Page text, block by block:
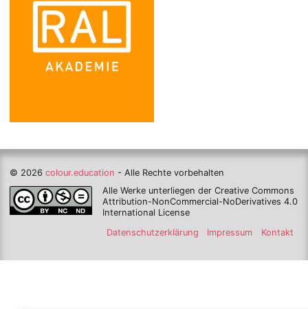
© 2026 colour.education - Alle Rechte vorbehalten
Alle Werke unterliegen der Creative Commons
Attribution-NonCommercial-NoDerivatives 4.0
International License
Datenschutzerklärung
Impressum Kontakt